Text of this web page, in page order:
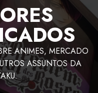
ANIMES, MERCADO
ASSUNTOS DA